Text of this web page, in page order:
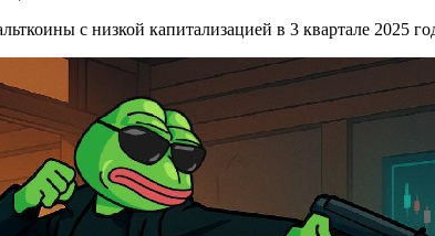
с низкой капитализацией в 3 квартале 2025